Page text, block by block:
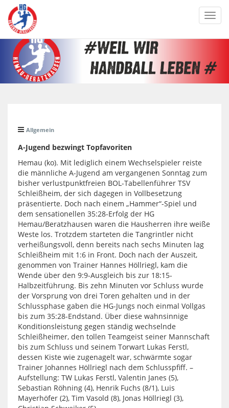
Allgemein
A-Jugend bezwingt Topfavoriten
Hemau (ko). Mit lediglich einem Wechselspieler reiste
die männliche A-Jugend am vergangenen Sonntag zum
bisher verlustpunktfreien BOL-Tabellenführer TSV
Schleißheim, der sich dagegen in Vollbesetzung
präsentierte. Doch nach einem „Hammer“-Spiel und
dem sensationellen 35:28-Erfolg der HG
Hemau/Beratzhausen waren die Hausherren ihre weiße
Weste los. Trotzdem starteten die Tangrintler nicht
verheißungsvoll, denn bereits nach sechs Minuten lag
Schleißheim mit 1:6 in Front. Doch nach der Auszeit,
genommen von Trainer Hannes Höllriegl, kam die
Wende über den 9:9-Ausgleich bis zur 18:15-
Halbzeitführung. Bis zehn Minuten vor Schluss wurde
der Vorsprung von drei Toren gehalten und in der
Schlussphase gaben die HG-Jungs noch einmal Vollgas
bis zum 35:28-Endstand. Über diese wahnsinnige
Konditionsleistung gegen ständig wechselnde
Schleißheimer, den tollen Teamgeist seiner Mannschaft
bis zum Schluss und seinem Torwart Lukas Ferstl,
dessen Kiste wie zugenagelt war, schwärmte sogar
Trainer Johannes Höllriegl nach dem Schlusspfiff. –
Aufstellung: TW Lukas Ferstl, Valentin Janes (5),
Sebastian Röhning (4), Henrik Fuchs (8/1), Luis
Mayerhöfer (2), Tim Vasold (8), Jonas Höllriegl (3),